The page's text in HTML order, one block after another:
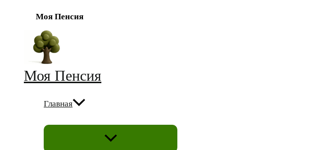
Моя Пенсия
содержимому
Моя Пенсия
Главная
ПЕРЕКЛЮЧАТЕЛЬ